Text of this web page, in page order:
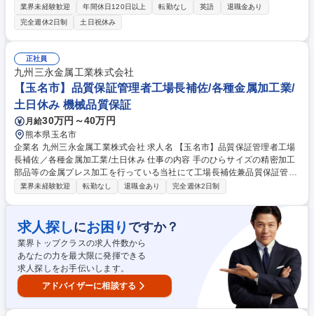
庫、物流、安全、労務管理等の各種業務をはじめ、評価や人材開発、組織
づくり、各種課題解決など工場長業務全般を担当します。 ・HYDACグル
ープ製品における発注から出荷までの工場プロセス全般の統括管理 ・工場
内における生産管理、品質管理、在庫管理、物流管理、安全・労務管理の
指揮 ・業績評価および管理、人材開発、目標設定、労働環境整備、組織づ
くりの推進 ・工場運営における大小様々な課題解決および工場長としての
統括業務全般 ・製造、生産管理、購買・物流管理各課長への指示およびマ
ネジメント業務 募集職種 船橋【プラントマネージャー(工場長)】ドイツ大
手油水圧関連メーカー/年休130日
業界未経験歓迎 年間休日120日以上 転勤なし 英語
退職金あり
完全週休2日制
土日祝休み
正社員
九州三永金属工業株式会社
【玉名市】品質保証管理者工場長補佐/各種金属加工業/
土日休み 機械品質保証
月給30万円～40万円
熊本県玉名市
企業名 九州三永金属工業株式会社 求人名 【玉名市】品質保証管理者工場
長補佐／各種金属加工業/土日休み 仕事の内容 手のひらサイズの精密加工
部品等の金属プレス加工を行っている当社にて工場長補佐兼品質保証管理
者をお任せいたします。これまでの品質保証の実務経験を活かし生産性や
工製品の品質検査・測定等の実務 ■品質保証体制の構築・維持管理・各種
品質トラブルへの対応 ■現場への指導と業務フロー見直しによる生産性や
品質の改善 ■仕入先や協力会社等、社外関係者との品質に関する折衝業務
■工場長補佐としてマネジメント視点での工場運営の支援業務 各部門と連
携を図りプレイングマネージャーとしてご活躍いただきます。 募集職種
【玉名市】品質保証管理者工場長補佐／各種金属加工業/土日休み
業界未経験歓迎 転勤なし 退職金あり 完全週休2日制
求人探しにお困り ですか？
業界トップクラスの求人件数から
あなたの力を最大限に発揮できる
求人探しをお手伝いします。
アドバイザーに相談する